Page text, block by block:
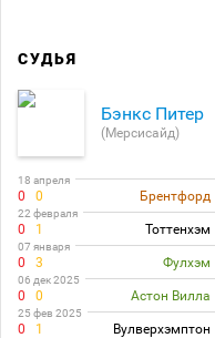
СУДЬЯ
Бэнкс Питер
(Мерсисайд)
18 апреля
0 0 Брентфорд
22 февраля
0 1 Тоттенхэм
07 января
0 3 Фулхэм
06 дек 2025
0 0 Астон Вилла
25 фев 2025
0 1 Вулверхэмптон